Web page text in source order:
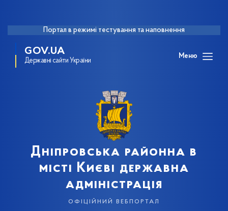
Портал в режимі тестування та наповнення
GOV.UA
Державні сайти України
Меню
Дніпровська районна в
місті Києві державна
адміністрація
офіційний вебпортал